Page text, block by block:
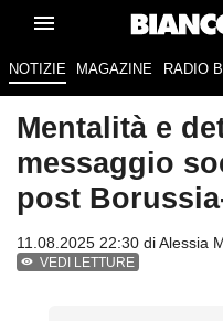
NOTIZIE MAGAZINE RADIO
Mentalità e
messaggio
post
11.08.2025 22:30 diAlessia
VEDI LETTURE